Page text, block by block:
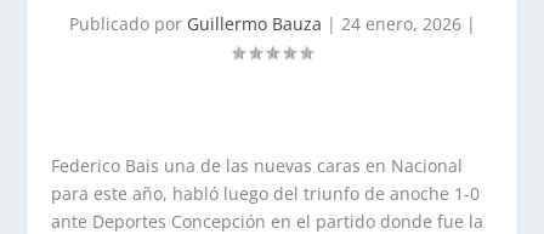
Publicado por Guillermo Bauza | 24 enero, 2026|
Federico Bais una de las nuevas caras en Nacional
para este año, habló luego del triunfo de anoche 1-0
ante Deportes Concepción en el partido donde fue la